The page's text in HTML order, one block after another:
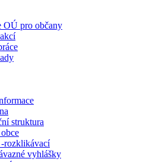
OÚ pro občany
struktura
rozklikávací
vyhlášky